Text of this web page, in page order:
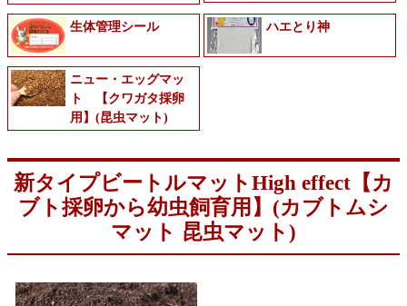
生体管理シール ハエとり神
ニュー・エッグマッ
ト 【クワガタ採卵
用】(昆虫マット)
新タイプビートルマットHigh effect【カ
ブト採卵から幼虫飼育用】(カブトムシ
マット 昆虫マット)